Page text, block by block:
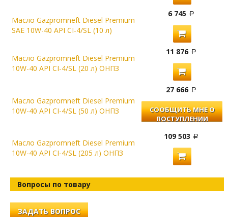
Масло Gazpromneft Diesel Premium
SAE 10W-40 API CI-4/SL (10 л)
6 745
Масло Gazpromneft Diesel Premium
10W-40 API CI-4/SL (20 л) ОНПЗ
11 876
Масло Gazpromneft Diesel Premium
10W-40 API CI-4/SL (50 л) ОНПЗ
27 666
СООБЩИТЬ МНЕ О
ПОСТУПЛЕНИИ
Масло Gazpromneft Diesel Premium
10W-40 API CI-4/SL (205 л) ОНПЗ
109 503
Вопросы по товару
ЗАДАТЬ ВОПРОС